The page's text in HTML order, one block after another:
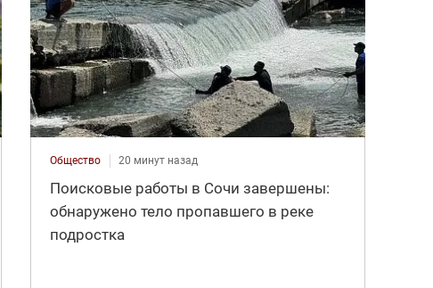
Общество 20 минут назад
Поисковые работы в Сочи завершены:
обнаружено тело пропавшего в реке
подростка